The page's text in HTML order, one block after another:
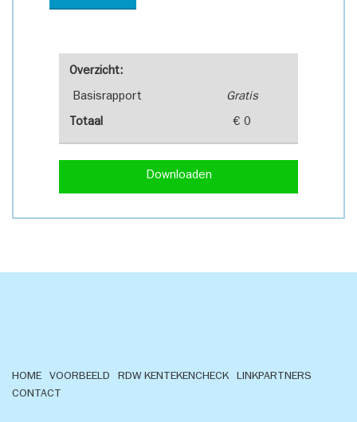
Overzicht:
Basisrapport Gratis
Totaal € 0
Downloaden
HOME VOORBEELD RDW KENTEKENCHECK
LINKPARTNERS
CONTACT